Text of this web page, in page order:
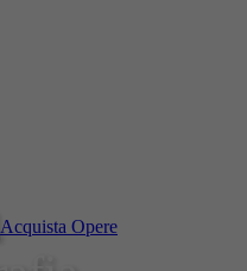
Acquista Opere